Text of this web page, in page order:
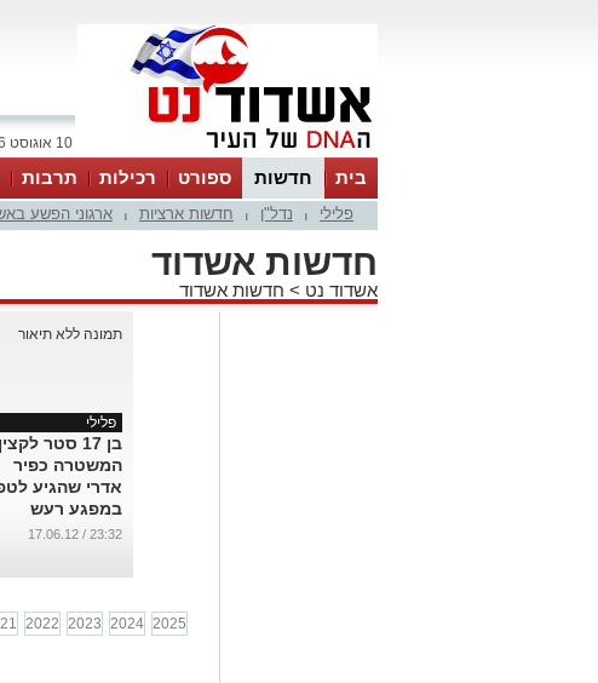
10 אוגוסט 2026 / 07:41
בית חדשות ספורט רכילות תרבות
פלילי נדל"ן חדשות ארציות ארגוני הפשע
חדשות אשדוד
אשדוד נט > חדשות אשדוד
פלילי
בן 17 סטר לקצין
המשטרה כפיר
אדרי שהגיע
במפגע רעש
...
23:32 / 17.06.12
2022 2023 2024 2025